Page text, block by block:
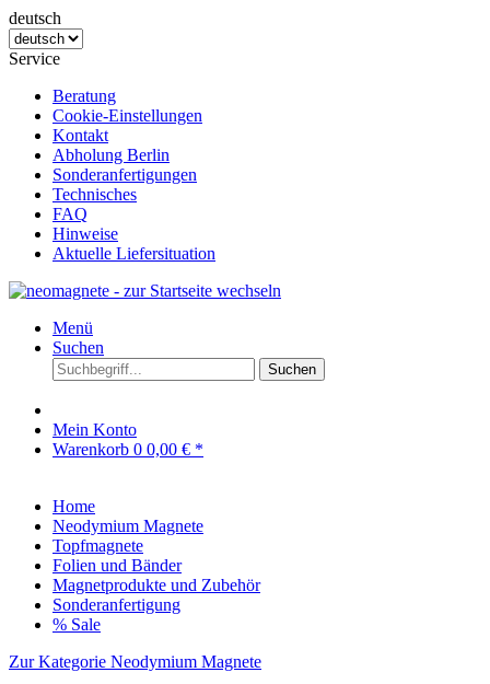
deutsch
Service
Beratung
Cookie-Einstellungen
Kontakt
Abholung Berlin
Sonderanfertigungen
Technisches
FAQ
Hinweise
Aktuelle Liefersituation
Menü
Suchen
Suchen
Mein Konto
Warenkorb 0 0,00 € *
Home
Neodymium Magnete
Topfmagnete
Folien und Bänder
Magnetprodukte und Zubehör
Sonderanfertigung
% Sale
Zur Kategorie Neodymium Magnete